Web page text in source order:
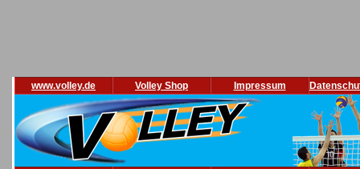
www.volley.de Volley Shop Impressum